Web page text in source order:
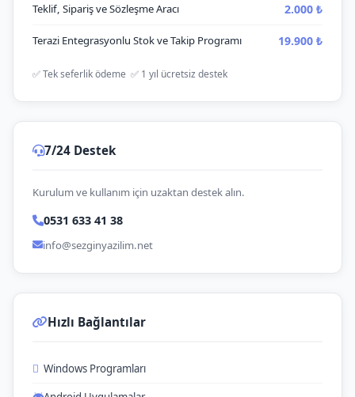
Teklif, Sipariş ve Sözleşme Aracı 2.000 ₺
Terazi Entegrasyonlu Stok ve Takip Programı 19.900 ₺
✅ Tek seferlik ödeme ✅ 1 yıl ücretsiz destek
7/24 Destek
Kurulum ve kullanım için uzaktan destek alın.
0531 633 41 38
info@sezginyazilim.net
Hızlı Bağlantılar
Windows Programları